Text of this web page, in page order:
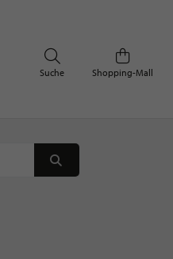
Shopping-Mall
Suche